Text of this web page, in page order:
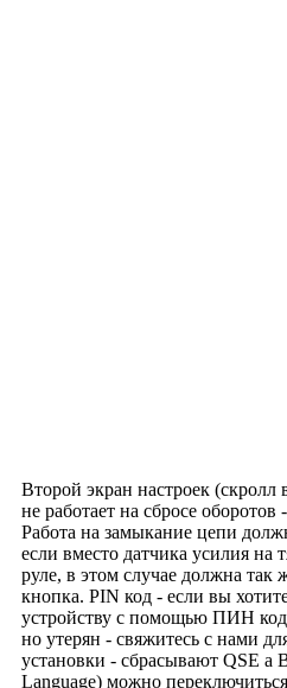
Второй экран настроек
не работает на сбросе
Работа на замыкание цепи
если вместо датчика усилия на
руле, в этом случае должна
кнопка. PIN код - если вы
устройству с помощью ПИН
но утерян - свяжитесь с нами
установки - сбрасывают QSE а
Language) можно